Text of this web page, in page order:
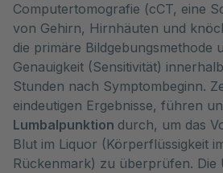
Computertomografie (cCT, eine
von Gehirn, Hirnhäuten und
die primäre Bildgebungsmethode
Genauigkeit (Sensitivität)
Stunden nach Symptombeginn.
eindeutigen Ergebnisse, führen
Lumbalpunktion durch, um das
Blut im Liquor (Körperflüssigkeit
Rückenmark) zu überprüfen. Die